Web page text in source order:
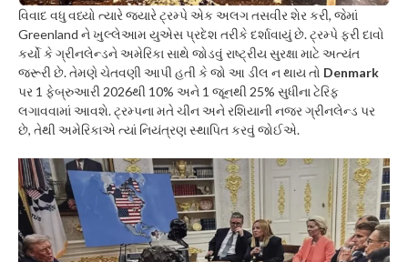
વિવાદ વધુ વધ્યો ત્યારે જ્યારે ટ્રમ્પે એક અલગ તસવીર શેર કરી, જેમાં
Greenland ને ખુલ્લેઆમ યુએસ પ્રદેશ તરીકે દર્શાવાયું છે. ટ્રમ્પે ફરી દાવો
કર્યો કે ગ્રીનલેન્ડને અમેરિકા સાથે જોડવું રાષ્ટ્રીય સુરક્ષા માટે અત્યંત
જરૂરી છે. તેમણે ચેતવણી આપી હતી કે જો આ ડીલ ન થાય તો Denmark
પર 1 ફેબ્રુઆરી 2026થી 10% અને 1 જૂનથી 25% સુધીના ટેરિફ
લગાવવામાં આવશે. ટ્રમ્પના મતે ચીન અને રશિયાની નજર ગ્રીનલેન્ડ પર
છે, તેથી અમેરિકાએ ત્યાં નિયંત્રણ સ્થાપિત કરવું જોઈએ.